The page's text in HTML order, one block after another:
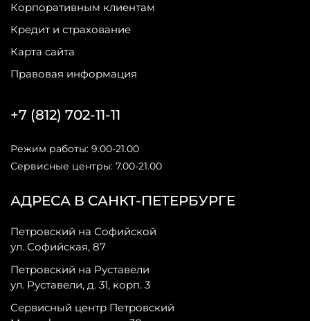
Корпоративным клиентам
Кредит и страхование
Карта сайта
Правовая информация
АДРЕСА В САНКТ-ПЕТЕРБУРГЕ
Петровский на Софийской
ул. Софийская, 87
Петровский на Руставели
ул. Руставели, д. 31, корп. 3
Сервисный центр Петровский
+7 (812) 702-11-11
Режим работы: 9.00-21.00
Сервисные центры: 7.00-21.00